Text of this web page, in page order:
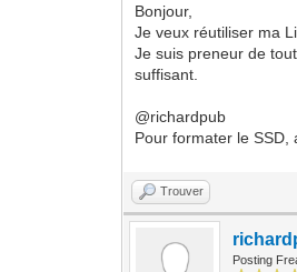
Bonjour,
Je veux réutiliser ma
Je suis preneur de
suffisant.
@richardpub
Pour formater le SSD,
Trouver
Posting